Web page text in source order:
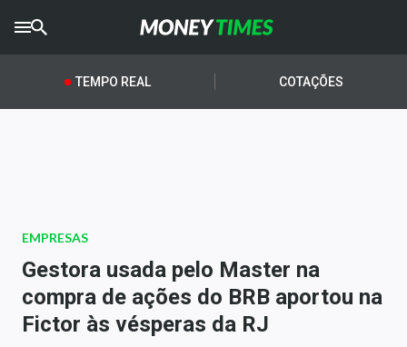
CRYPTOTIMES
AGROTIMES
Newsletters
Money Trader
Anuncie
TEMPO REAL COTAÇÕES
EMPRESAS
Gestora usada pelo Master na
compra de ações do BRB aportou na
Fictor às vésperas da RJ